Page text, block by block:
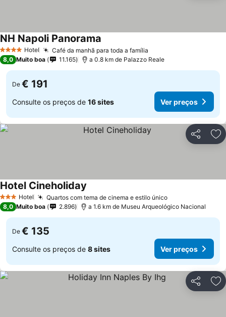
4 EstrelasHotel Café da manhã para toda a família
NH Napoli Panorama
8,0 Muito boa 11.165 a 0.8 km de Palazzo Reale
De € 191
Consulte os preços de 16 sites Ver preços
Partilhar
3 EstrelasHotel Quartos com tema de cinema e estilo únicoVer preços
Hotel Cineholiday
8,0 Muito boa 2.896 a 1.6 km de Museu Arqueológico Nacional
De € 135
Consulte os preços de 8 sites Ver preços
Partilhar